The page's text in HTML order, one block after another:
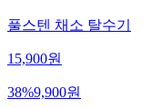
풀스텐 채소 탈수기
15,900원
38%9,900원